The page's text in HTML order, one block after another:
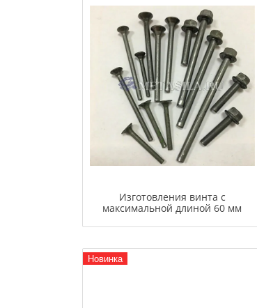
Изготовления винта с
максимальной длиной 60 мм
Новинка